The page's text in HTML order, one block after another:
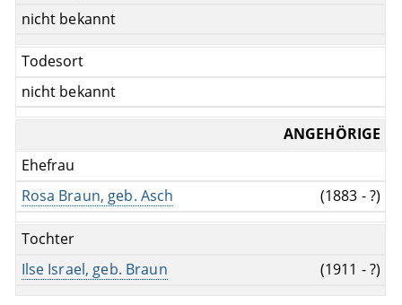
nicht bekannt
Todesort
nicht bekannt
ANGEHÖRIGE
Ehefrau
Rosa Braun, geb. Asch
(1883 - ?)
Tochter
Ilse Israel, geb. Braun
(1911 - ?)